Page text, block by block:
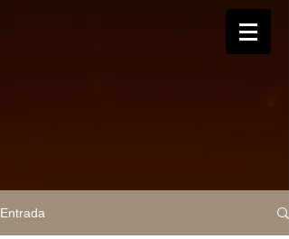
Entrada